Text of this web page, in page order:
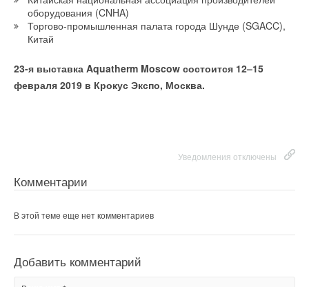
оборудования (CNHA)
Торгово-промышленная палата города Шунде (SGACC),
Китай
23-я выставка Aquatherm Moscow состоится 12–15
февраля 2019 в Крокус Экспо, Москва.
Уведомления отключены
Комментарии
В этой теме еще нет комментариев
Добавить комментарий